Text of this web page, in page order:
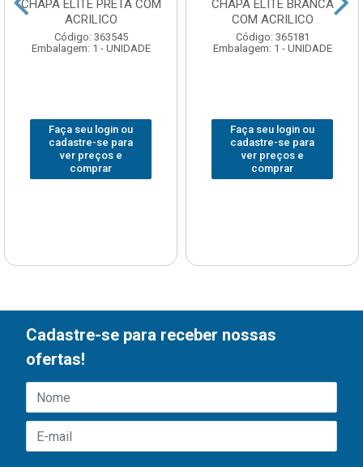
CHAPA ELITE PRETA COM
ACRILICO
Código: 363545
Embalagem: 1 - UNIDADE
Faça seu login ou
cadastre-se para
ver preços e
comprar
CHAPA ELITE BRANCA
COM ACRILICO
Código: 365181
Embalagem: 1 - UNIDADE
Faça seu login ou
cadastre-se para
ver preços e
comprar
Cadastre-se para receber nossas
ofertas!